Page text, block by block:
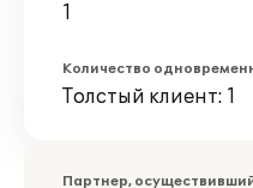
1
Количество
Толстый клиент: 1
Партнер,